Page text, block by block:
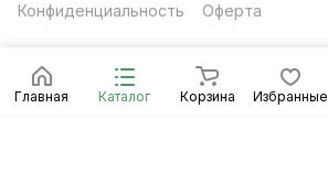
Главная Каталог Корзина Избранные
Конфиденциальность Оферта